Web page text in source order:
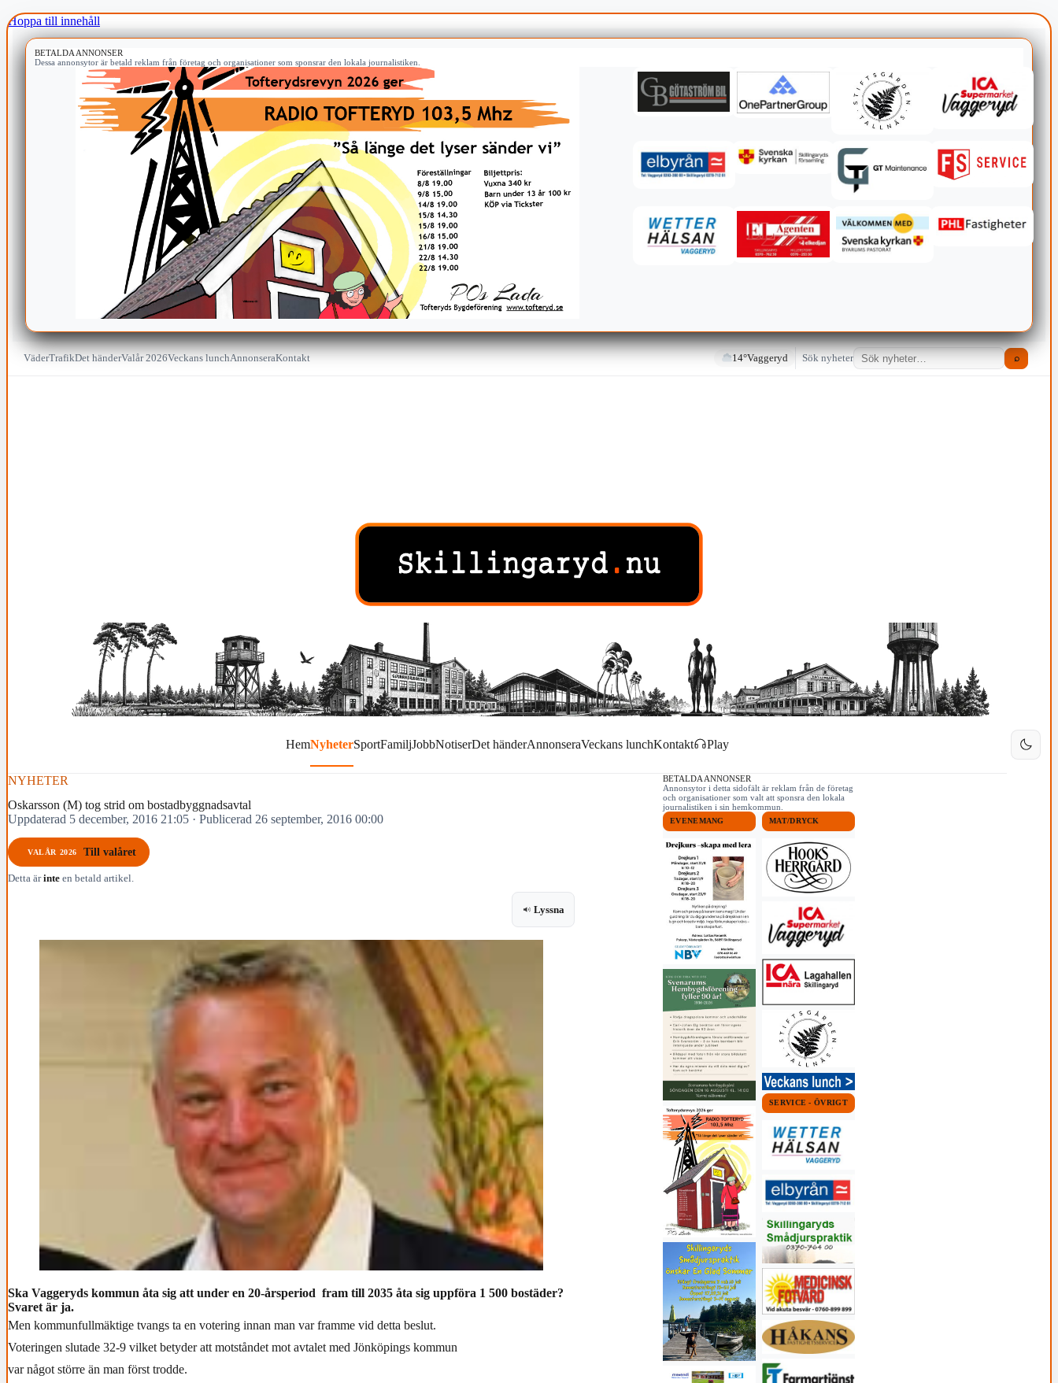
Hoppa till innehåll
BETALDA ANNONSER
Dessa annonsytor är betald reklam från företag och organisationer som sponsrar den lokala journalistiken.
VäderTrafikDet händerValår 2026Veckans lunchAnnonseraKontakt 14°Vaggeryd Sök nyheter ⌕
HemNyheterSportFamiljJobbNotiserDet händerAnnonseraVeckans lunchKontakt Play
NYHETER
Oskarsson (M) tog strid om bostadbyggnadsavtal
Uppdaterad 5 december, 2016 21:05 · Publicerad 26 september, 2016 00:00
VALÅR 2026 Till valåret
Detta ärinte en betald artikel.
Lyssna
Ska Vaggeryds kommun åta sig att under en 20-årsperiod fram till 2035 åta sig uppföra 1 500 bostäder?
Svaret är ja.
Men kommunfullmäktige tvangs ta en votering innan man var framme vid detta beslut.
Voteringen slutade 32-9 vilket betyder att motståndet mot avtalet med Jönköpings kommun
var något större än man först trodde.
BETALDA ANNONSER
Annonsytor i detta sidofält är reklam från de företag
och organisationer som valt att sponsra den lokala
journalistiken i sin hemkommun.
EVENEMANG MAT/DRYCK
SERVICE - ÖVRIGT